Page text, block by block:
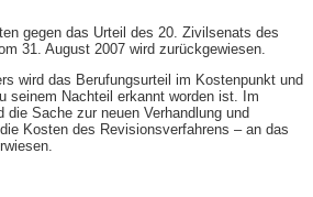
gegen das Urteil des 20. Zivilsenats des
31. August 2007 wird zurückgewiesen.
wird das Berufungsurteil im Kostenpunkt und
seinem Nachteil erkannt worden ist. Im
die Sache zur neuen Verhandlung und
Kosten des Revisionsverfahrens – an das